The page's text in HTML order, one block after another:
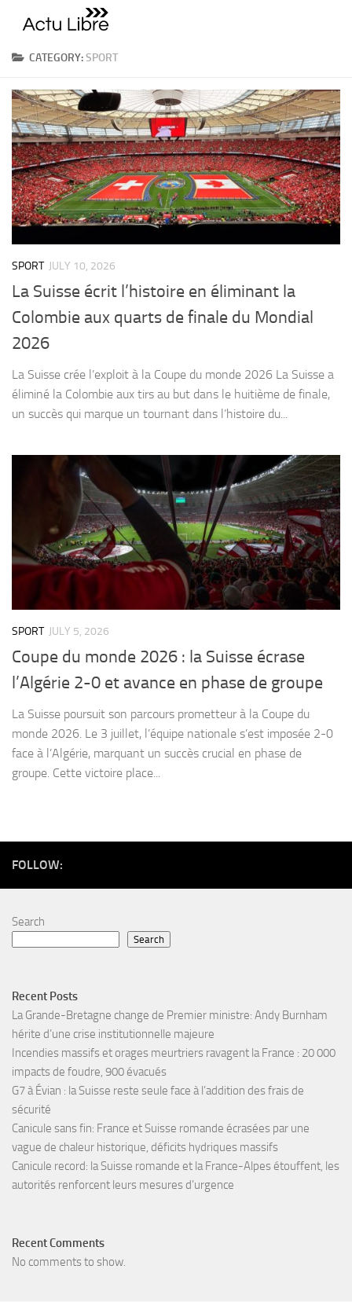
Skip to content
CATEGORY:SPORT
SPORT JULY 10, 2026
La Suisse écrit l’histoire en éliminant la
Colombie aux quarts de finale du Mondial
2026
La Suisse crée l’exploit à la Coupe du monde 2026 La Suisse a
éliminé la Colombie aux tirs au but dans le huitième de finale,
un succès qui marque un tournant dans l’histoire du...
SPORT JULY 5, 2026
Coupe du monde 2026 : la Suisse écrase
l’Algérie 2-0 et avance en phase de groupe
La Suisse poursuit son parcours prometteur à la Coupe du
monde 2026. Le 3 juillet, l’équipe nationale s’est imposée 2-0
face à l’Algérie, marquant un succès crucial en phase de
groupe. Cette victoire place...
FOLLOW:
Search
Search
Recent Posts
La Grande-Bretagne change de Premier ministre: Andy Burnham
hérite d’une crise institutionnelle majeure
Incendies massifs et orages meurtriers ravagent la France : 20 000
impacts de foudre, 900 évacués
G7 à Évian : la Suisse reste seule face à l’addition des frais de
sécurité
Canicule sans fin: France et Suisse romande écrasées par une
vague de chaleur historique, déficits hydriques massifs
Canicule record: la Suisse romande et la France-Alpes étouffent, les
autorités renforcent leurs mesures d’urgence
Recent Comments
No comments to show.